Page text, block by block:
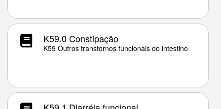
K59.0 Constipação
K59 Outros transtornos funcionais do intestino